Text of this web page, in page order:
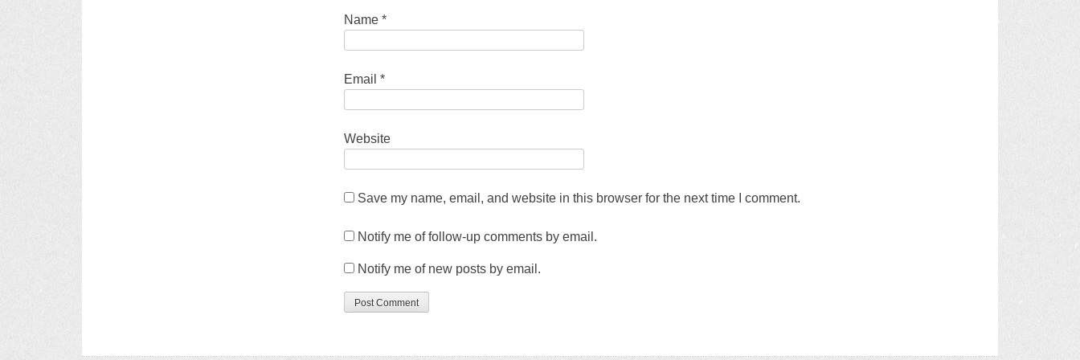
Name *
Email *
Website
Save my name,email ,and website in this browser for the next time I comment.
Notify me of follow-up comments by email .
Notify me of new posts by email .